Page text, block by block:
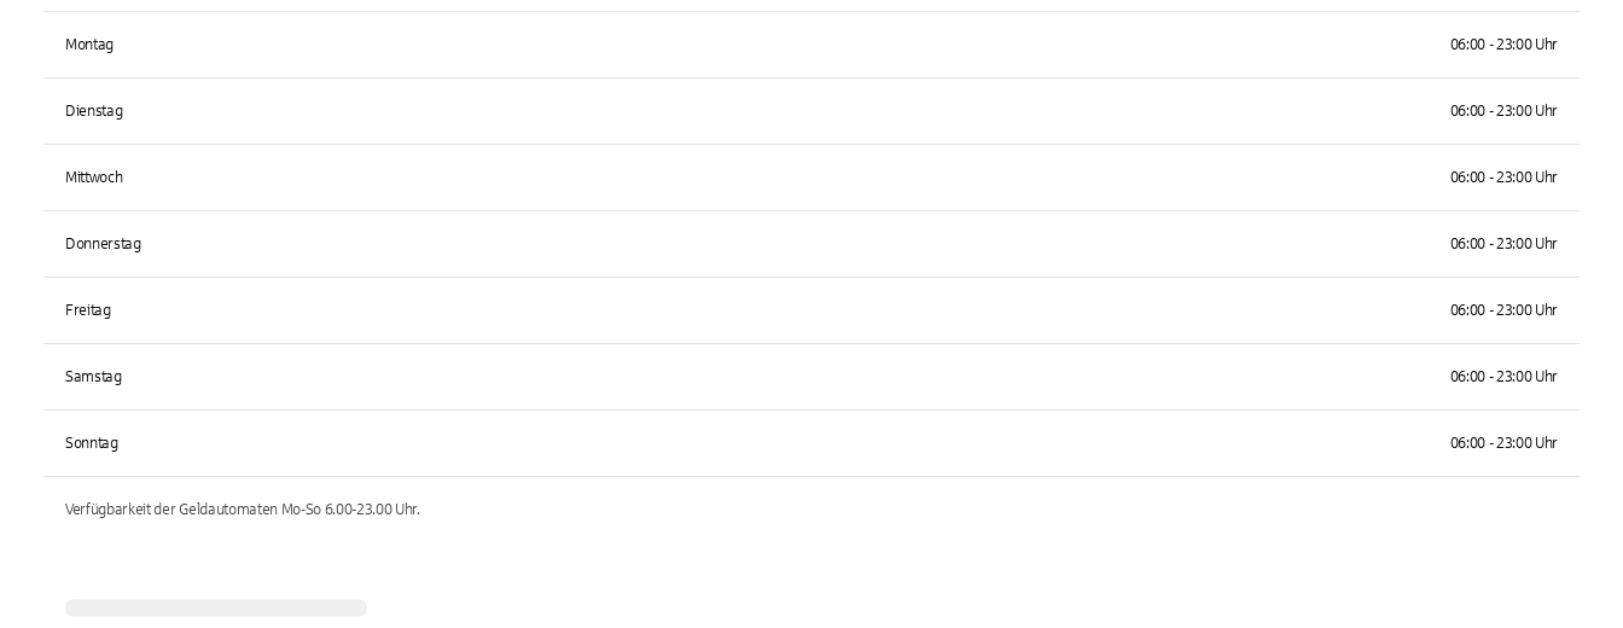
Montag 06:00 - 23:00 Uhr
Dienstag 06:00 - 23:00 Uhr
Mittwoch 06:00 - 23:00 Uhr
Donnerstag 06:00 - 23:00 Uhr
Freitag 06:00 - 23:00 Uhr
Samstag 06:00 - 23:00 Uhr
Sonntag 06:00 - 23:00 Uhr
Verfügbarkeit der Geldautomaten Mo-So 6.00-23.00Uhr.